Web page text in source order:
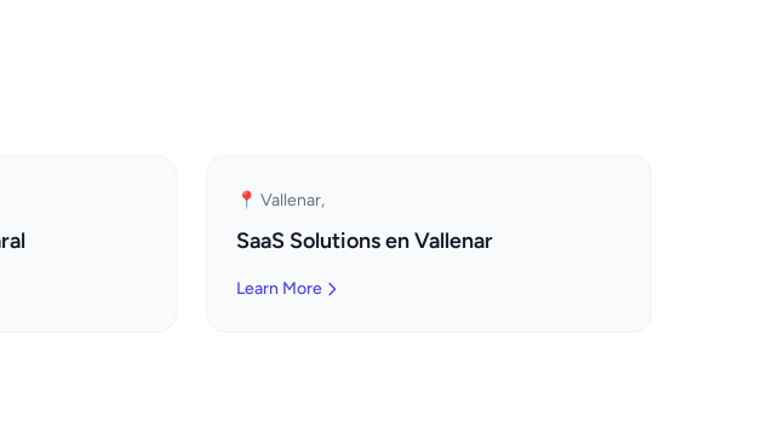
📍 Vallenar,
SaaS Solutions en Vallenar
Learn More